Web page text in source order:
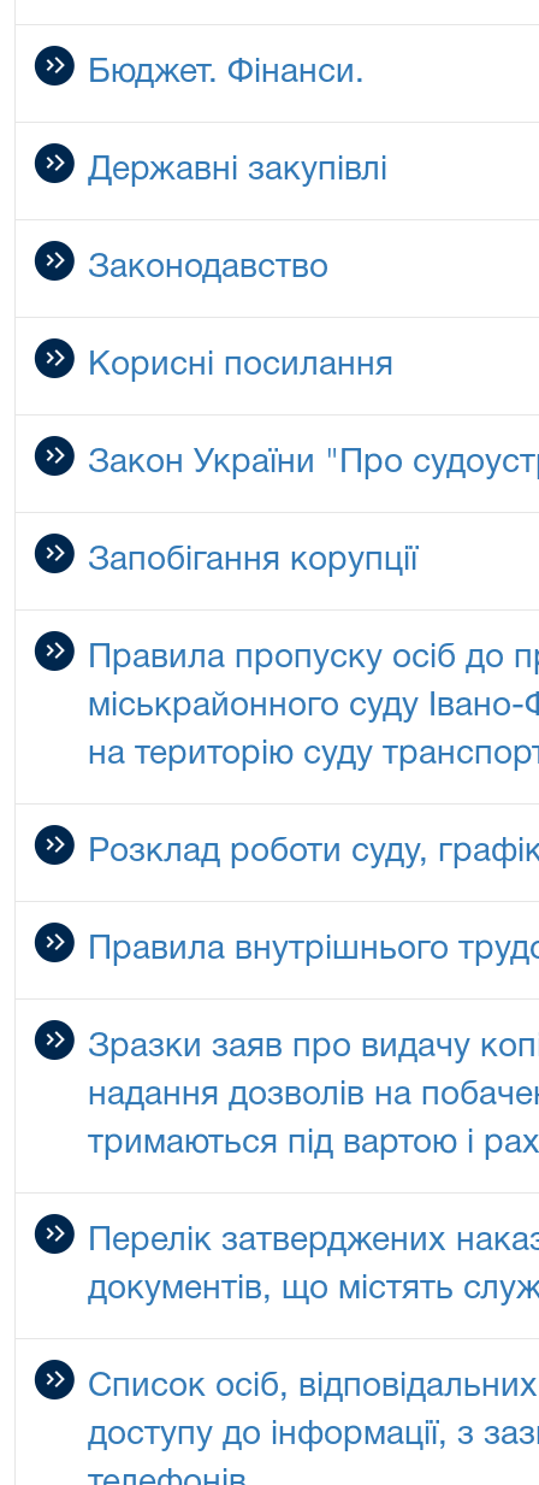
Бюджет. Фінанси.
Державні закупівлі
Законодавство
Корисні посилання
Закон України "Про
Запобігання корупції
Правила пропуску осіб до
міськрайонного суду Івано-
на територію суду
Розклад роботи суду,
Правила внутрішнього
Зразки заяв про видачу
надання дозволів на
тримаються під вартою і
Перелік затверджених
документів, що містять
Список осіб,
доступу до інформації, з